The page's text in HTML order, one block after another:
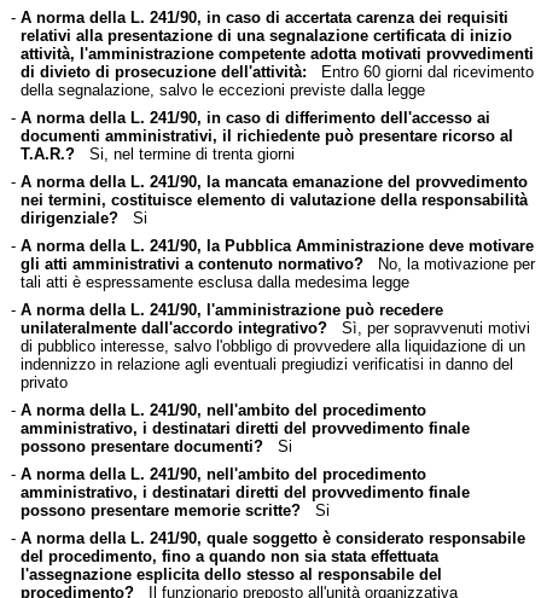
- A norma della L. 241/90, in caso di accertata carenza dei requisiti
relativi alla presentazione di una segnalazione certificata di inizio
attività, l'amministrazione competente adotta motivati provvedimenti
di divieto di prosecuzione dell'attività: Entro 60 giorni dal ricevimento
della segnalazione, salvo le eccezioni previste dalla legge
- A norma della L. 241/90, in caso di differimento dell'accesso ai
documenti amministrativi, il richiedente può presentare ricorso al
T.A.R.?Si, nel termine di trenta giorni
- A norma della L. 241/90, la mancata emanazione del provvedimento
nei termini, costituisce elemento di valutazione della responsabilità
dirigenziale?Si
- A norma della L. 241/90, la Pubblica Amministrazione deve motivare
gli atti amministrativi a contenuto normativo?No, la motivazione per
tali atti è espressamente esclusa dalla medesima legge
- A norma della L. 241/90, l'amministrazione può recedere
unilateralmente dall'accordo integrativo?Sì, per sopravvenuti motivi
di pubblico interesse, salvo l'obbligo di provvedere alla liquidazione di un
indennizzo in relazione agli eventuali pregiudizi verificatisi in danno del
privato
- A norma della L. 241/90, nell'ambito del procedimento
amministrativo, i destinatari diretti del provvedimento finale
possono presentare documenti?Si
- A norma della L. 241/90, nell'ambito del procedimento
amministrativo, i destinatari diretti del provvedimento finale
possono presentare memorie scritte?Si
- A norma della L. 241/90, quale soggetto è considerato responsabile
del procedimento, fino a quando non sia stata effettuata
l'assegnazione esplicita dello stesso al responsabile del
procedimento?Il funzionario preposto all'unità organizzativa